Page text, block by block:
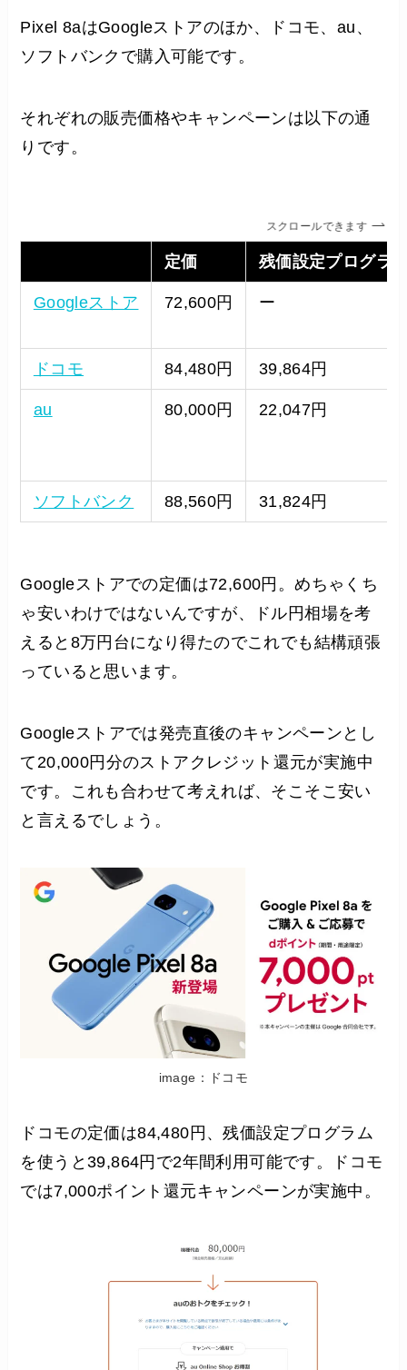
Pixel 8aはGoogleストアのほか、ドコモ、au、
ソフトバンクで購入可能です。
それぞれの販売価格やキャンペーンは以下の通
りです。
スクロールできます
定価 残価設定プログラ
Googleストア 72,600円 ー
ドコモ 84,480円 39,864円
au 80,000円 22,047円
ソフトバンク 88,560円 31,824円
Googleストアでの定価は72,600円。めちゃくち
ゃ安いわけではないんですが、ドル円相場を考
えると8万円台になり得たのでこれでも結構頑張
っていると思います。
Googleストアでは発売直後のキャンペーンとし
て20,000円分のストアクレジット還元が実施中
です。これも合わせて考えれば、そこそこ安い
と言えるでしょう。
image：ドコモ
ドコモの定価は84,480円、残価設定プログラム
を使うと39,864円で2年間利用可能です。ドコモ
では7,000ポイント還元キャンペーンが実施中。